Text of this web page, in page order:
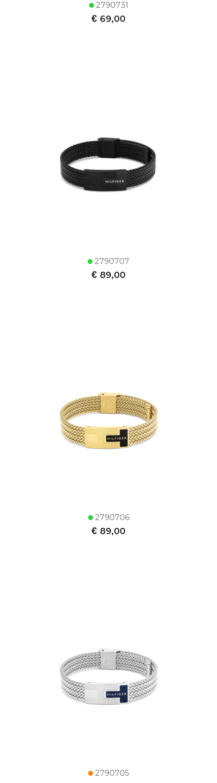
2790731
€ 69,00
2790707
€ 89,00
2790706
€ 89,00
2790705